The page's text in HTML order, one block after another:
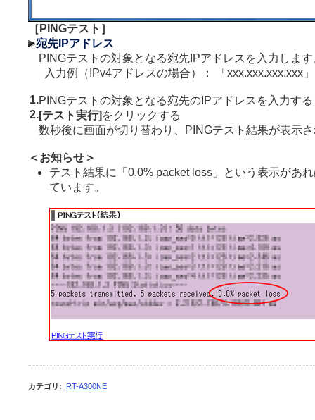
［PINGテスト］
宛先IPアドレス
PINGテストの対象となる宛先IPアドレスを入力します
入力例（IPv4アドレスの場合）： 「xxx.xxx.xxx.xxx」
1.PINGテストの対象となる宛先のIPアドレスを入力する
2.[テスト実行] をクリックする
数秒後に画面が切り替わり、PINGテスト結果が表示
＜お知らせ＞
テスト結果に「0.0% packet loss」という表示があ
ています。
カテゴリ : RT-A300NE